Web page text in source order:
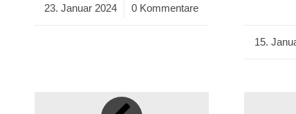
23. Januar 2024
/ 0 Kommentare
15. /